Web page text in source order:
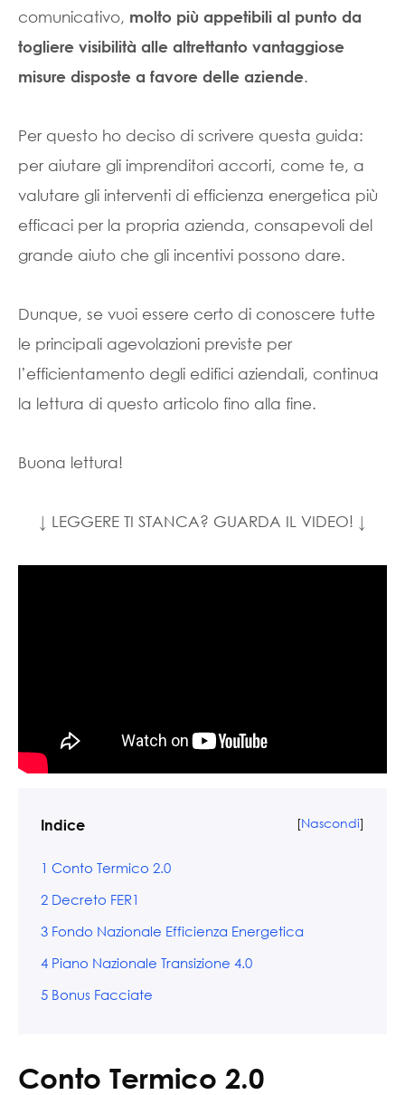
comunicativo, molto più appetibili al punto da
togliere visibilità alle altrettanto vantaggiose
misure disposte a favore delle aziende.
Per questo ho deciso di scrivere questa guida:
per aiutare gli imprenditori accorti, come te, a
valutare gli interventi di efficienza energetica più
efficaci per la propria azienda, consapevoli del
grande aiuto che gli incentivi possono dare.
Dunque, se vuoi essere certo di conoscere tutte
le principali agevolazioni previste per
l’efficientamento degli edifici aziendali, continua
la lettura di questo articolo fino alla fine.
Buona lettura!
↓ LEGGERE TI STANCA? GUARDA IL VIDEO! ↓
Indice [Nascondi]
1 Conto Termico 2.0
2 Decreto FER1
3 Fondo Nazionale Efficienza Energetica
4 Piano Nazionale Transizione 4.0
5 Bonus Facciate
Conto Termico 2.0